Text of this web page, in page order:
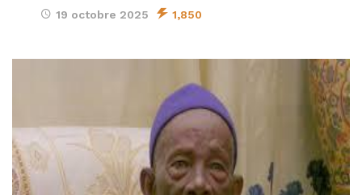
19 octobre 2025 1,850